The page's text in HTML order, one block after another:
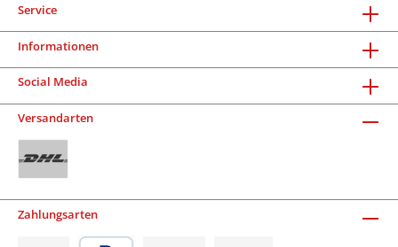
Service
Informationen
Social Media
Versandarten
Zahlungsarten